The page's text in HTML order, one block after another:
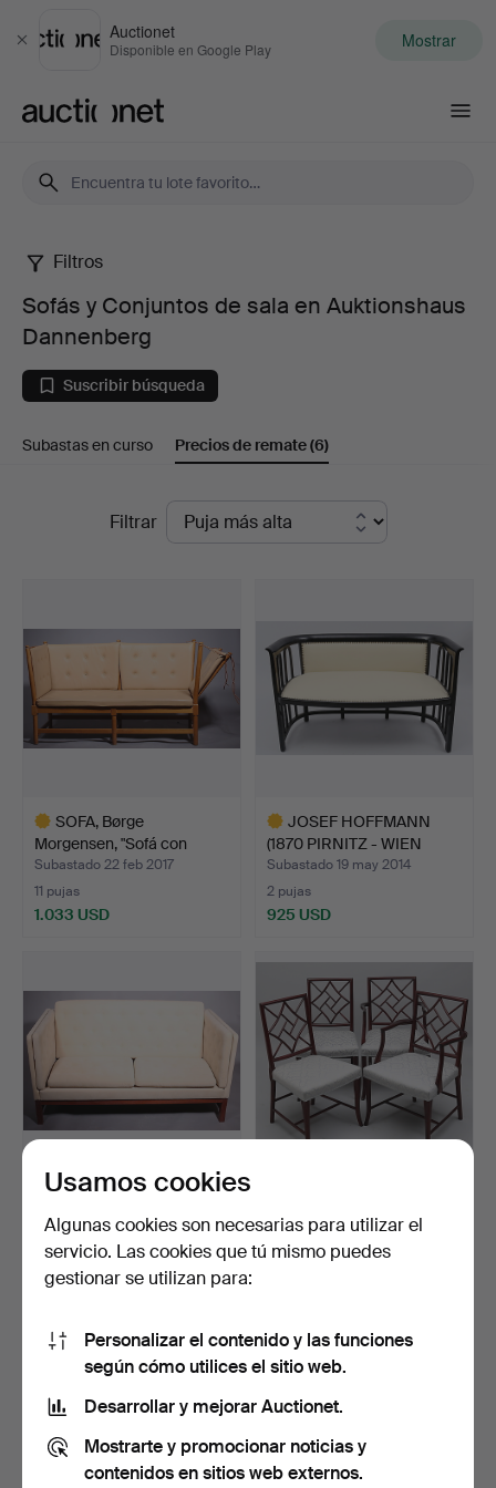
Cerrar
Auctionet
Disponible en Google Play Mostrar
Sofás
Conjuntos
de
Dannenberg
Filtros
Sofás y Conjuntos de sala en Auktionshaus
Dannenberg
Suscribir búsqueda
Subastas en curso Precios de remate(6)
Filtrar
SOFA, Børge
Morgensen, "Sofá con
respaldo …
Subastado 22 feb 2017
11 pujas
1.033 USD
JOSEF HOFFMANN
(1870 PIRNITZ - WIEN
1956).…
Subastado 19 may 2014
2 pujas
925 USD
seleccionado
SOFÁ. Erik Ole Jorgensen,
"EJ-315".
Subastado 25 mar 2017
4 pujas
291 USD
estilo Art Deco.
Subastado 27 mar 2014
11 pujas
Usamos cookies
Algunas cookies son necesarias para utilizar el
servicio. Las cookies que tú mismo puedes
gestionar se utilizan para:
Personalizar el contenido y las funciones
según cómo utilices el sitio web.
Desarrollar y mejorar Auctionet.
Mostrarte y promocionar noticias y
contenidos en sitios web externos.